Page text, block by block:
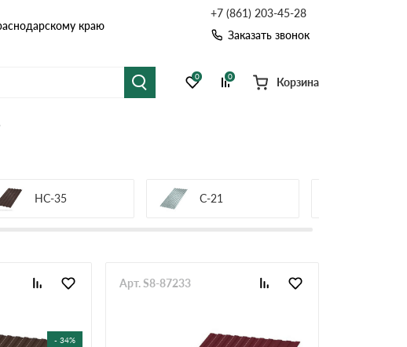
краю
+7 (861) 203-45-28
Заказать звонок
0 0 Корзина
НС-35 С-21
- 34%
Арт. S8-87233